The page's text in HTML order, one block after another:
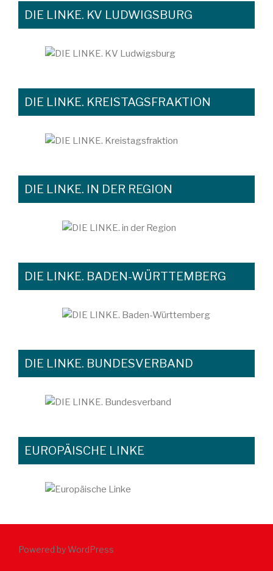
DIE LINKE. KV LUDWIGSBURG
DIE LINKE. KREISTAGSFRAKTION
DIE LINKE. IN DER REGION
DIE LINKE. BADEN-WÜRTTEMBERG
DIE LINKE. BUNDESVERBAND
EUROPÄISCHE LINKE
Powered by WordPress